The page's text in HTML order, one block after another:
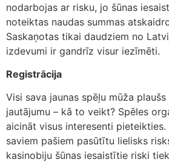
nodarbojas ar risku, jo šūnas
noteiktas naudas summas
Saskaņotas tikai daudziem no
izdevumi ir gandrīz visur iezīmēti.
Registrācija
Visi sava jaunas spēļu mūža
jautājumu – kā to veikt? Spēles
aicināt visus interesenti pieteikties.
saviem pašiem pasūtītu lielisks
kasinobiju šūnas iesaistītie riski